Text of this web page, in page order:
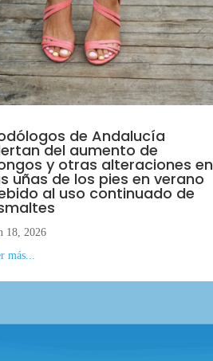
de Andalucía
del aumento de
y otras alteraciones en
uñas de los pies en verano
al uso continuado de
18, 2026
más...